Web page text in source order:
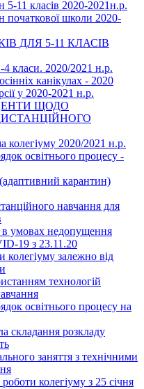
5-11 класів 2020-2021н.р.
початкової школи 2020-
ДЛЯ 5-11 КЛАСІВ
4 класи. 2020/2021 н.р.
канікулах - 2020
у 2020-2021 н.р.
ЩОДО
колегіуму 2020/2021 н.р.
освітнього процесу -
карантин)
навчання для
в умовах недопущення
19 з 23.11.20
колегіуму залежно від
технологій
освітнього процесу на
складання розкладу
заняття з технічними
колегіуму з 25 січня